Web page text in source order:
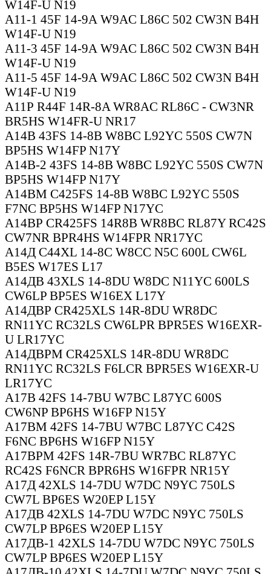
W14F-U N19
А11-1 45F 14-9А W9AC L86C 502 CW3N В4Н
W14F-U N19
А11-3 45F 14-9А W9AC L86C 502 CW3N В4Н
W14F-U N19
А11-5 45F 14-9А W9AC L86C 502 CW3N В4Н
W14F-U N19
А11Р R44F 14R-8A WR8AC RL86C - CW3NR
BR5HS W14FR-U NR17
А14В 43FS 14-8В W8BC L92YC 550S CW7N
BP5HS W14FP N17Y
А14В-2 43FS 14-8В W8BC L92YC 550S CW7N
BP5HS W14FP N17Y
А14ВМ C425FS 14-8В W8BC L92YC 550S
F7NC BP5HS W14FP N17YC
А14ВР CR425FS 14R8B WR8BC RL87Y RC42S
CW7NR BPR4HS W14FPR NR17YC
А14Д C44XL 14-8С W8CC N5C 600L CW6L
B5ES W17ES L17
А14ДВ 43XLS 14-8DU W8DC N11YC 600LS
CW6LP BP5ES W16EX L17Y
А14ДВР CR425XLS 14R-8DU WR8DC
RN11YC RC32LS CW6LPR BPR5ES W16EXR-
U LR17YC
А14ДВРМ CR425XLS 14R-8DU WR8DC
RN11YC RC32LS F6LCR BPR5ES W16EXR-U
LR17YC
А17В 42FS 14-7BU W7BC L87YC 600S
CW6NP BP6HS W16FP N15Y
А17ВМ 42FS 14-7BU W7BC L87YC C42S
F6NC BP6HS W16FP N15Y
А17ВРМ 42FS 14R-7BU WR7BC RL87YC
RC42S F6NCR BPR6HS W16FPR NR15Y
А17Д 42XLS 14-7DU W7DC N9YC 750LS
CW7L BP6ES W20EP L15Y
А17ДВ 42XLS 14-7DU W7DC N9YC 750LS
CW7LP BP6ES W20EP L15Y
А17ДВ-1 42XLS 14-7DU W7DC N9YC 750LS
CW7LP BP6ES W20EP L15Y